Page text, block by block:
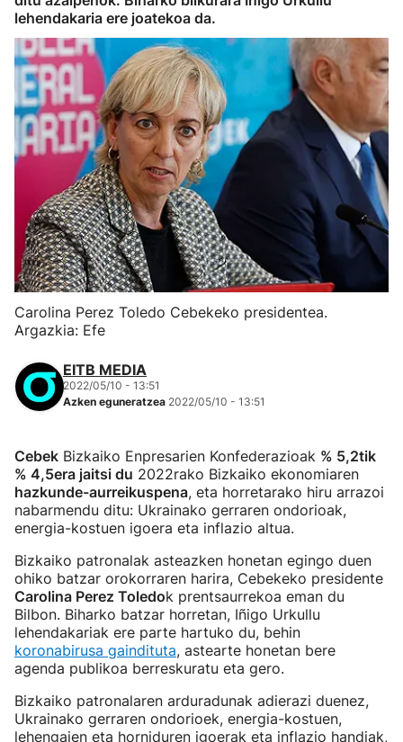
lehendakaria ere joatekoa da.
Carolina Perez Toledo Cebekeko presidentea.
Argazkia: Efe
EITB MEDIA
2022/05/10 - 13:51
Azken eguneratzea 2022/05/10 - 13:51
Cebek Bizkaiko Enpresarien Konfederazioak % 5,2tik
% 4,5era jaitsi du 2022rako Bizkaiko ekonomiaren
hazkunde-aurreikuspena, eta horretarako hiru arrazoi
nabarmendu ditu: Ukrainako gerraren ondorioak,
energia-kostuen igoera eta inflazio altua.
Bizkaiko patronalak asteazken honetan egingo duen
ohiko batzar orokorraren harira, Cebekeko presidente
Carolina Perez Toledok prentsaurrekoa eman du
Bilbon. Biharko batzar horretan, Iñigo Urkullu
lehendakariak ere parte hartuko du, behin
koronabirusa gaindituta, astearte honetan bere
agenda publikoa berreskuratu eta gero.
Bizkaiko patronalaren arduradunak adierazi duenez,
Ukrainako gerraren ondorioek, energia-kostuen,
lehengaien eta horniduren igoerak eta inflazio handiak,